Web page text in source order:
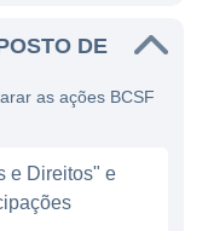
oferecer
mas
de dívida que
DE
as ações BCSF
e Direitos" e